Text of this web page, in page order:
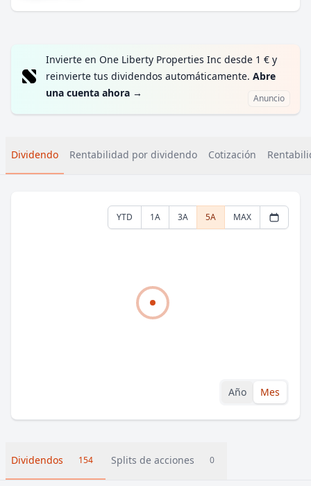
Invierte en One Liberty Properties Inc desde 1 € y
reinvierte tus dividendos automáticamente. Abre
una cuenta ahora → Anuncio
Dividendo Rentabilidad por dividendo Cotización
YTD 1A 3A 5A MAX
Año Mes
Dividendos 154 Splits de acciones 0